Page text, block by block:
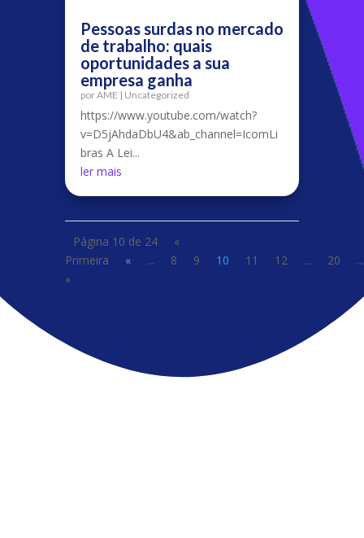
Pessoas surdas no mercado
de trabalho: quais
oportunidades a sua
empresa ganha
porAME | Uncategorized
https://www.youtube.com/watch?
v=D5jAhdaDbU4&ab_channel=IcomLi
bras A Lei...
ler mais
Página 10 de 24
«
Primeira
« ... 8 9 10 11 12 ... 20
...
»